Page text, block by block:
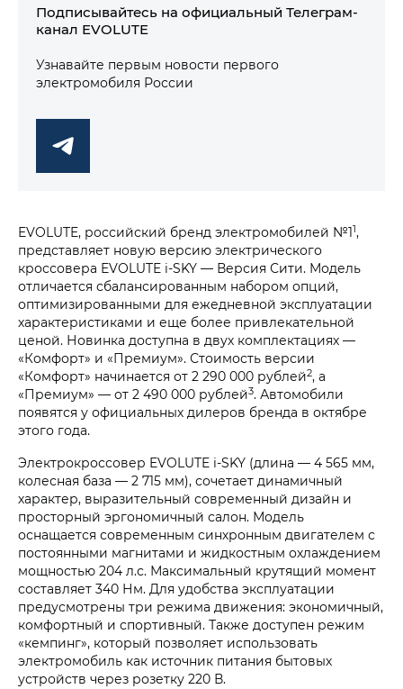
Подписывайтесь на официальный Телеграм-
канал EVOLUTE
Узнавайте первым новости первого
электромобиля России
EVOLUTE, российский бренд электромобилей №11,
представляет новую версию электрического
кроссовера EVOLUTE i‑SKY — Версия Сити. Модель
отличается сбалансированным набором опций,
оптимизированными для ежедневной эксплуатации
характеристиками и еще более привлекательной
ценой. Новинка доступна в двух комплектациях —
«Комфорт» и «Премиум». Стоимость версии
«Комфорт» начинается от 2 290 000 рублей2, а
«Премиум» — от 2 490 000 рублей3. Автомобили
появятся у официальных дилеров бренда в октябре
этого года.
Электрокроссовер EVOLUTE i‑SKY (длина — 4 565 мм,
колесная база — 2 715 мм), сочетает динамичный
характер, выразительный современный дизайн и
просторный эргономичный салон. Модель
оснащается современным синхронным двигателем с
постоянными магнитами и жидкостным охлаждением
мощностью 204 л.с. Максимальный крутящий момент
составляет 340 Нм. Для удобства эксплуатации
предусмотрены три режима движения: экономичный,
комфортный и спортивный. Также доступен режим
«кемпинг», который позволяет использовать
электромобиль как источник питания бытовых
устройств через розетку 220 В.